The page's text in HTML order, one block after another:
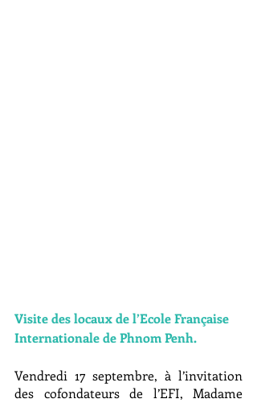
Visite des locaux de l’Ecole Française
Internationale de Phnom Penh.
Vendredi 17 septembre, à l’invitation
des cofondateurs de l’EFI, Madame